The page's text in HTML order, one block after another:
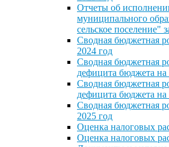
Отчеты об
муниципального
сельское поселение"
Сводная бюджетная
2024 год
Сводная бюджетная
дефицита бюджета на
Сводная бюджетная
дефицита бюджета на
Сводная бюджетная
2025 год
Оценка налоговых
Оценка налоговых